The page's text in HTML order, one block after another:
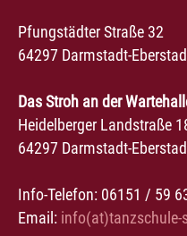
Pfungstädter Straße 32
64297 Darmstadt-
Das Stroh an der
Heidelberger Landstraße
64297 Darmstadt-
Info-Telefon: 06151 / 59
Email: info(at)tanzschule-